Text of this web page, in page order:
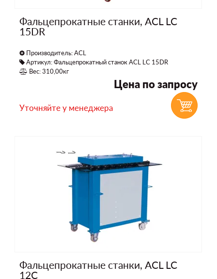
Фальцепрокатные станки, ACL LC
15DR
Производитель:ACL
Артикул: Фальцепрокатный станок ACL LC 15DR
Вес: 310,00кг
Цена по запросу
Уточняйте у менеджера
Фальцепрокатные станки, ACL LC
12C